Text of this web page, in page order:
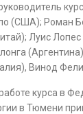
(США); Роман
Луис
Винод
курса в
в Тюмени